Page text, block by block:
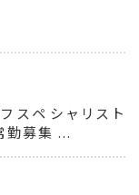
スペシャリスト
勤募集 ...